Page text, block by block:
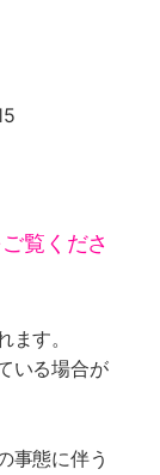
覧くださ
す。
いる場合が
事態に伴う